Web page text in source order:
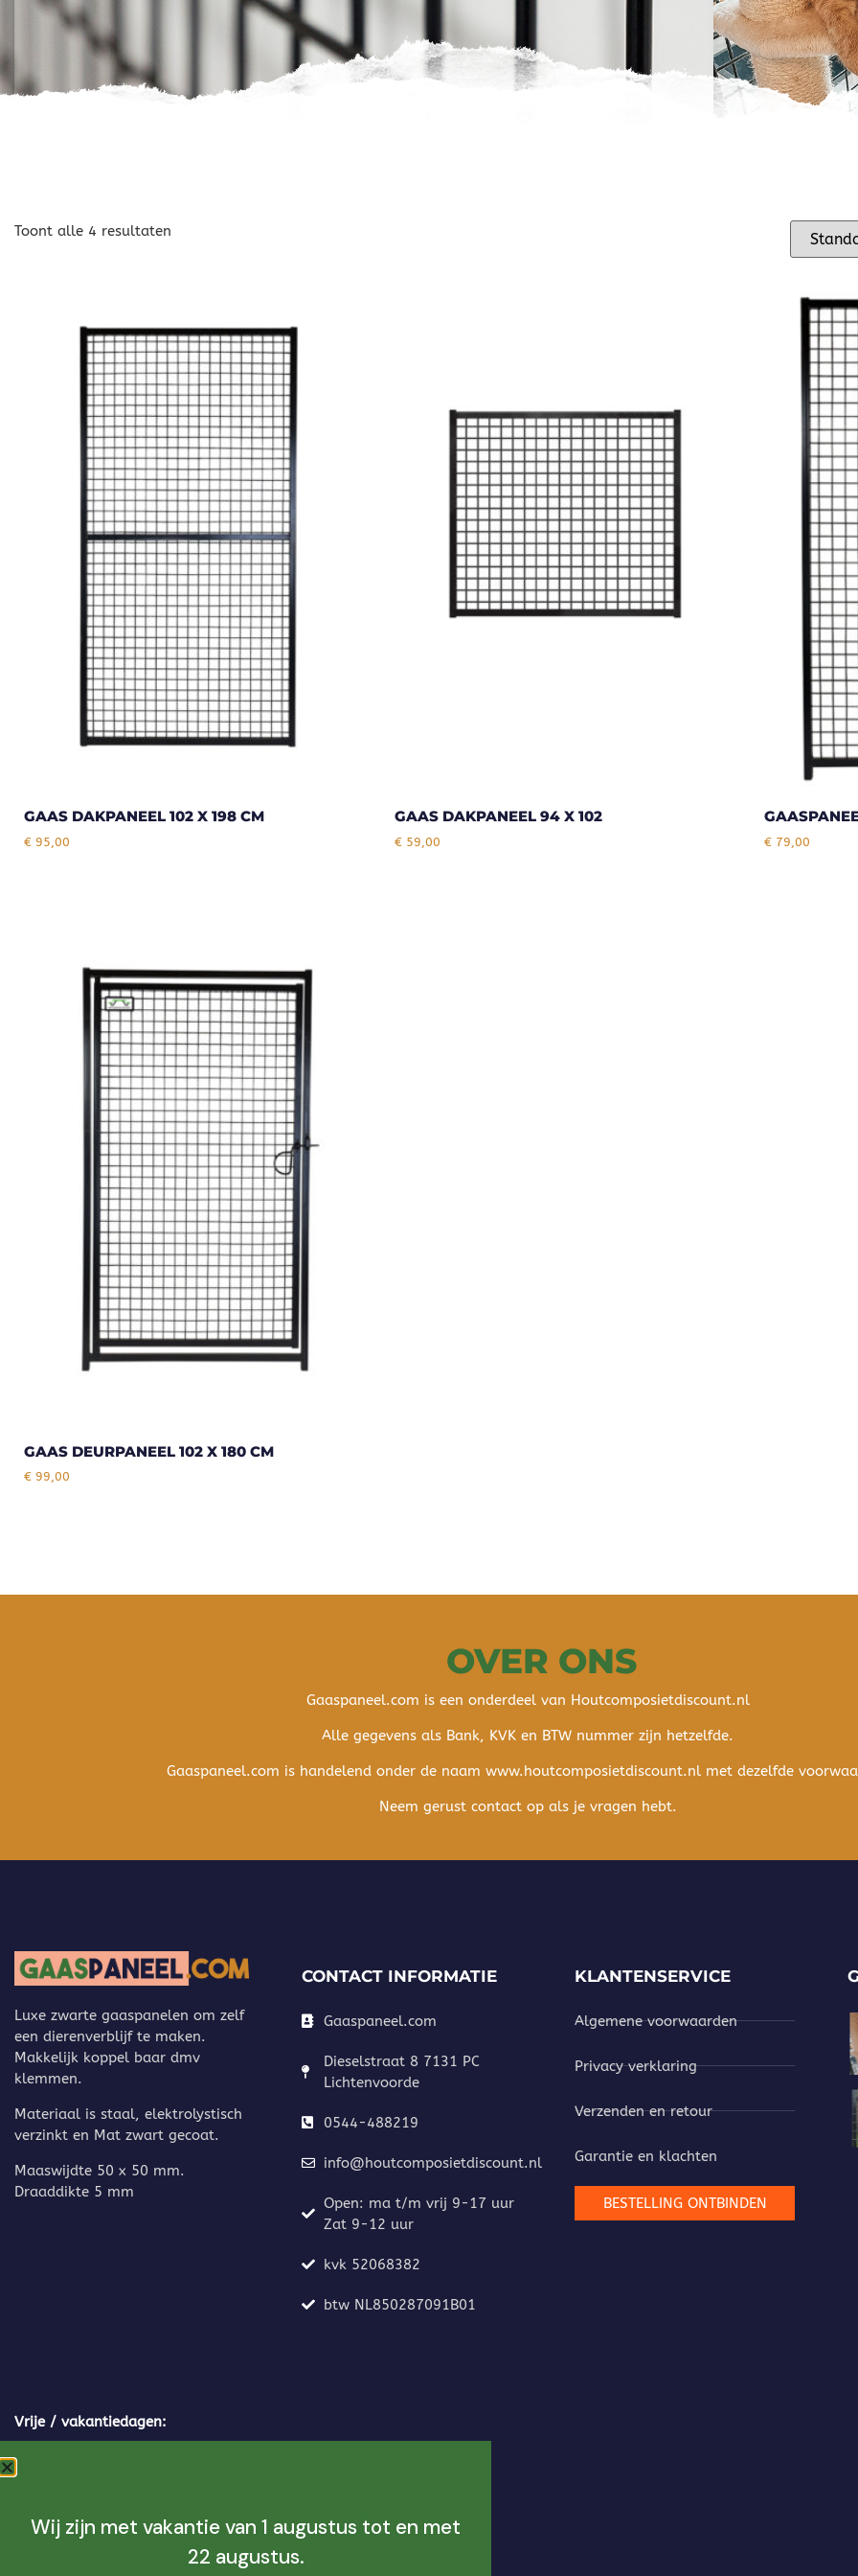
Toont alle 4 resultaten
GAAS DAKPANEEL 102 X 198 CM
€ 95,00
GAAS DAKPANEEL 94 X 102
€59,00 € 79,00
GAAS DEURPANEEL 102 X 180 CM
€ 99,00
OVER ONS
Gaaspaneel.com is een onderdeel van Houtcomposietdiscount.nl
Alle gegevens als Bank, KVK en BTW nummer zijn hetzelfde.
Gaaspaneel.com is handelend onder de naam www.houtcomposietdiscount.nl met dezelfde
Neem gerust contact op als je vragen hebt.
Luxe zwarte gaaspanelen om zelf
een dierenverblijf te maken.
Makkelijk koppel baar dmv
klemmen.
Materiaal is staal, elektrolystisch
verzinkt en Mat zwart gecoat.
Maaswijdte 50 x 50 mm.
Draaddikte 5 mm
CONTACT INFORMATIE
Gaaspaneel.com
Dieselstraat 8 7131 PC
Lichtenvoorde
0544-488219
info@houtcomposietdiscount.nl
Open: ma t/m vrij 9-17 uur
Zat 9-12 uur
kvk 52068382
btw NL850287091B01
KLANTENSERVICE
Algemene voorwaarden
Privacy verklaring
Verzenden en retour
Garantie en klachten
BESTELLING ONTBINDEN
Vrije / vakantiedagen:
6-4 Tweede Paasdag
14-5 hemelvaartsdag
Wij zijn met vakantie van 1 augustus tot en met
22 augustus.